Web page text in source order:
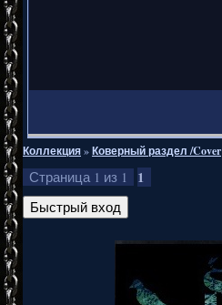
Коллекция»Коверный раздел /Cover
Страница 1 из 1 1